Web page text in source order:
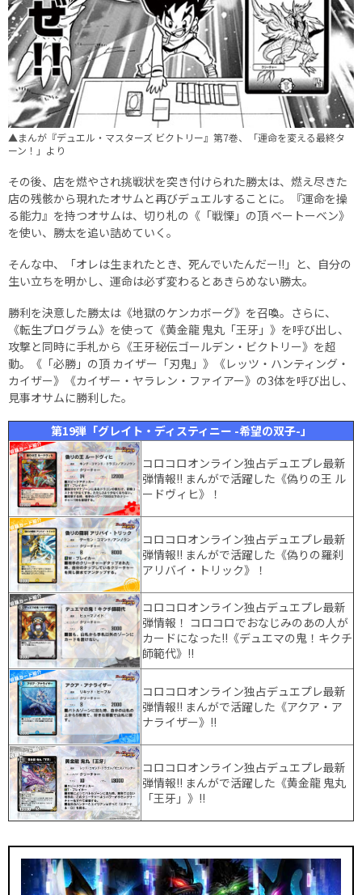
▲まんが『デュエル・マスターズ ビクトリー』第7巻、「運命を変える最終タ
ーン！」より
その後、店を燃やされ挑戦状を突き付けられた勝太は、燃え尽きた
店の残骸から現れたオサムと再びデュエルすることに。『運命を操
る能力』を持つオサムは、切り札の《「戦慄」の頂 ベートーベン》
を使い、勝太を追い詰めていく。
そんな中、「オレは生まれたとき、死んでいたんだー!!」と、自分の
生い立ちを明かし、運命は必ず変わるとあきらめない勝太。
勝利を決意した勝太は《地獄のケンカボーグ》を召喚。さらに、
《転生プログラム》を使って《黄金龍 鬼丸「王牙」》を呼び出し、
攻撃と同時に手札から《王牙秘伝ゴールデン・ビクトリー》を超
動。《「必勝」の頂 カイザー「刃鬼」》《レッツ・ハンティング・
カイザー》《カイザー・ヤラレン・ファイアー》の3体を呼び出し、
見事オサムに勝利した。
第19弾「グレイト・ディスティニー -希望の双子-」
コロコロオンライン独占デュエプレ最新
弾情報!! まんがで活躍した《偽りの王 ル
ードヴィヒ》！
コロコロオンライン独占デュエプレ最新
弾情報!! まんがで活躍した《偽りの羅刹
アリバイ・トリック》！
コロコロオンライン独占デュエプレ最新
弾情報！ コロコロでおなじみのあの人が
カードになった!!《デュエマの鬼！キクチ
師範代》!!
コロコロオンライン独占デュエプレ最新
弾情報!! まんがで活躍した《アクア・ア
ナライザー》!!
コロコロオンライン独占デュエプレ最新
弾情報!! まんがで活躍した《黄金龍 鬼丸
「王牙」》!!